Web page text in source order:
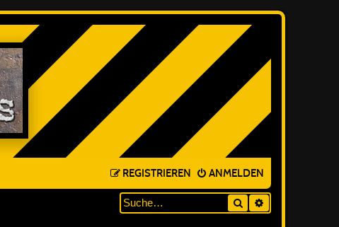
ANMELDEN
REGISTRIEREN
Suche